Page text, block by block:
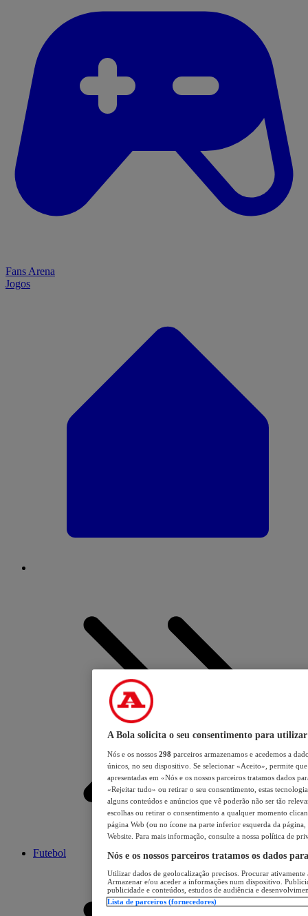
Fans Arena
Jogos
Futebol
A Bola solicita o seu consentimento para utilizar
Nós e os nossos 298 parceiros armazenamos e acedemos a
únicos, no seu dispositivo. Se selecionar «Aceito», permite
apresentadas em «Nós e os nossos parceiros tratamos dados
«Rejeitar tudo» ou retirar o seu consentimento, estas
alguns conteúdos e anúncios que vê poderão não ser tão
escolhas ou retirar o consentimento a qualquer momento
página Web (ou no ícone na parte inferior esquerda da página,
Website. Para mais informação, consulte a nossa política de
Nós e os nossos parceiros tratamos os dados
Utilizar dados de geolocalização precisos. Procurar
Armazenar e/ou aceder a informações num dispositivo.
publicidade e conteúdos, estudos de audiência e
Lista de parceiros (fornecedores)